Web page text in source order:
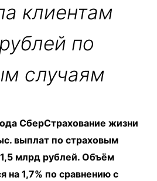
клиентам
по
случаям
СберСтрахование жизни
выплат по страховым
млрд рублей. Объём
на 1,7% по сравнению с